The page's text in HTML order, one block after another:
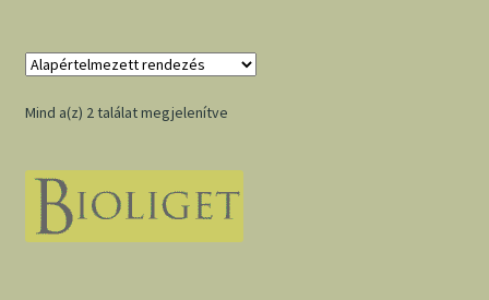
Mind a(z) 2 találat megjelenítve